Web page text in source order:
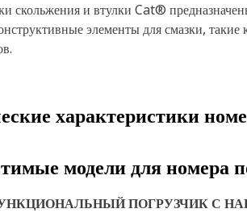
скольжения и втулки Cat®
элементы для смазки,
характеристики
модели для номера
ПОГРУЗЧИК С